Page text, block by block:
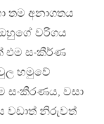
තම අනාගතය
වරිගය
එම සංකීර්ණ
හමුවේ
සංකීරණය, වසා
වඩාත් නිරුවත්